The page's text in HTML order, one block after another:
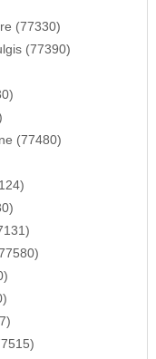
(77330)
(77390)
(77480)